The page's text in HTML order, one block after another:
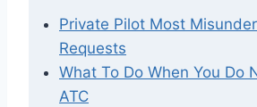
Private Pilot Most
Requests
What To Do When You Do
ATC